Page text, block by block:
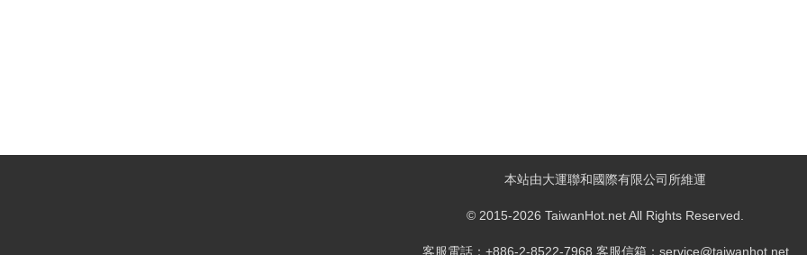
本站由大運聯和國際有限公司所維運
© 2015-2026 TaiwanHot.net All Rights Reserved.
客服電話：+886-2-8522-7968 客服信箱：service@taiwanhot.net